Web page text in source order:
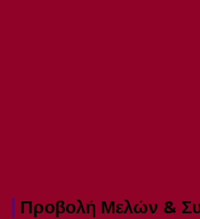
Προβολή Μελών &